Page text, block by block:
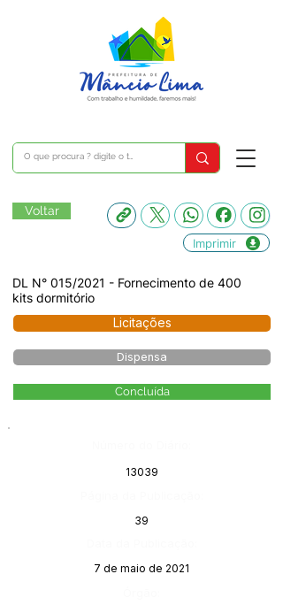
Voltar
Imprimir
DL N° 015/2021 - Fornecimento de 400
kits dormitório
Licitações
Dispensa
Concluída
13039
39
7 de maio de 2021